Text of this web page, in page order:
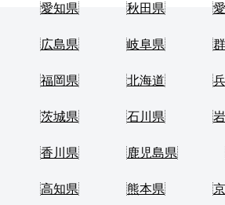
愛知県 秋田県
広島県 岐阜県
福岡県 北海道
茨城県 石川県
香川県 鹿児島県
高知県 熊本県